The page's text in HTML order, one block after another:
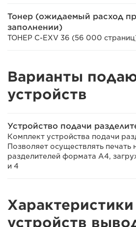
Тонер (ожидаемый расход
заполнении)
ТОНЕР C-EXV 36 (56 000
Варианты
устройств
Устройство подачи
Комплект устройства подачи
Позволяет осуществлять печать
разделителей формата A4,
и 4
Характеристики
устройств